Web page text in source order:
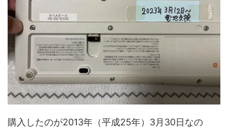
購入したのが2013年（平成25年）3月30日なの